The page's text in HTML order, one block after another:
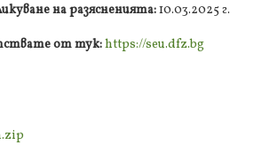
на разясненията:10.03.2025 г.
от тук:https://seu.dfz.bg